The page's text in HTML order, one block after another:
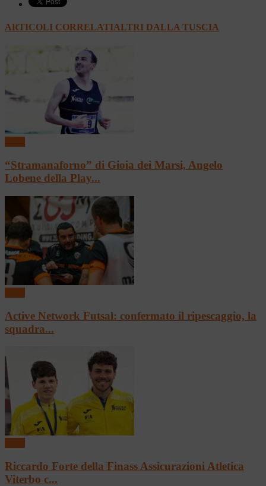
ARTICOLI CORRELATIALTRI DALLA TUSCIA
“Stramanaforno” di Gioia dei Marsi, Angelo
Lobene della Play...
Active Network Futsal: confermato il ripescaggio, la
squadra...
Riccardo Forte della Finass Assicurazioni Atletica
Viterbo c...